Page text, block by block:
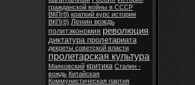
гражданской войны в СССР
ВКП(б) краткий курс истории
ВКП(б) Ленин вождь
политэкономия революция
диктатура пролетариата
декреты советской власти
пролетарская культура
Маяковский критика Сталин -
вождь Китайская
Коммунистическая партия